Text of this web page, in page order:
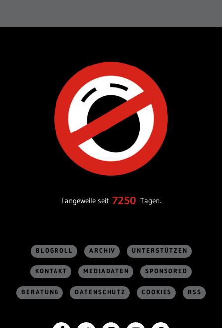
Langeweile seit 7250 Tagen.
BLOGROLL ARCHIV UNTERSTÜTZEN
KONTAKT MEDIADATEN SPONSORED
BERATUNG DATENSCHUTZ COOKIES RSS